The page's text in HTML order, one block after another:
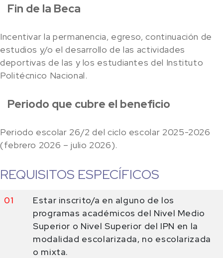
Fin de la Beca
Incentivar la permanencia, egreso, continuación de
estudios y/o el desarrollo de las actividades
deportivas de las y los estudiantes del Instituto
Politécnico Nacional.
Periodo que cubre el beneficio
Periodo escolar 26/2 del ciclo escolar 2025-2026
(febrero 2026 – julio 2026).
REQUISITOS ESPECÍFICOS
01
Estar inscrito/a en alguno de los
programas académicos del Nivel Medio
Superior o Nivel Superior del IPN en la
modalidad escolarizada, no escolarizada
o mixta.